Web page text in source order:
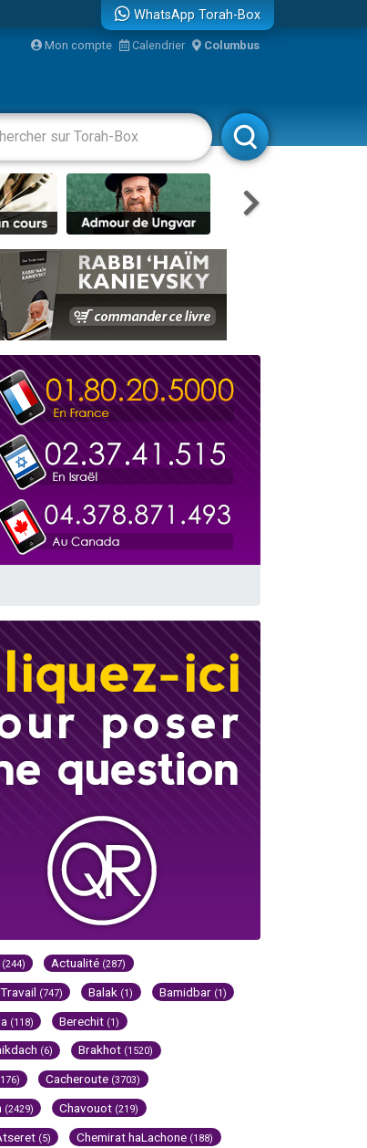
WhatsApp Torah-Box
Mon compte Calendrier Columbus
Livres Rabbanim
(244) Actualité (287)
(747) Balak (1) Bamidbar (1)
(118) Berechit (1)
(6) Brakhot (1520)
Cacheroute (3703)
(2429) Chavouot (219)
(5) Chemirat haLachone (188)